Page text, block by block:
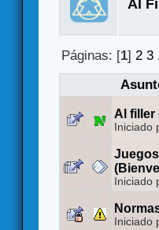
Al
Páginas: [1]2 3
Al filler
Iniciado
Iniciado
Iniciado